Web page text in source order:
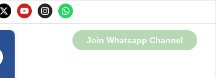
Join Whatsapp Channel